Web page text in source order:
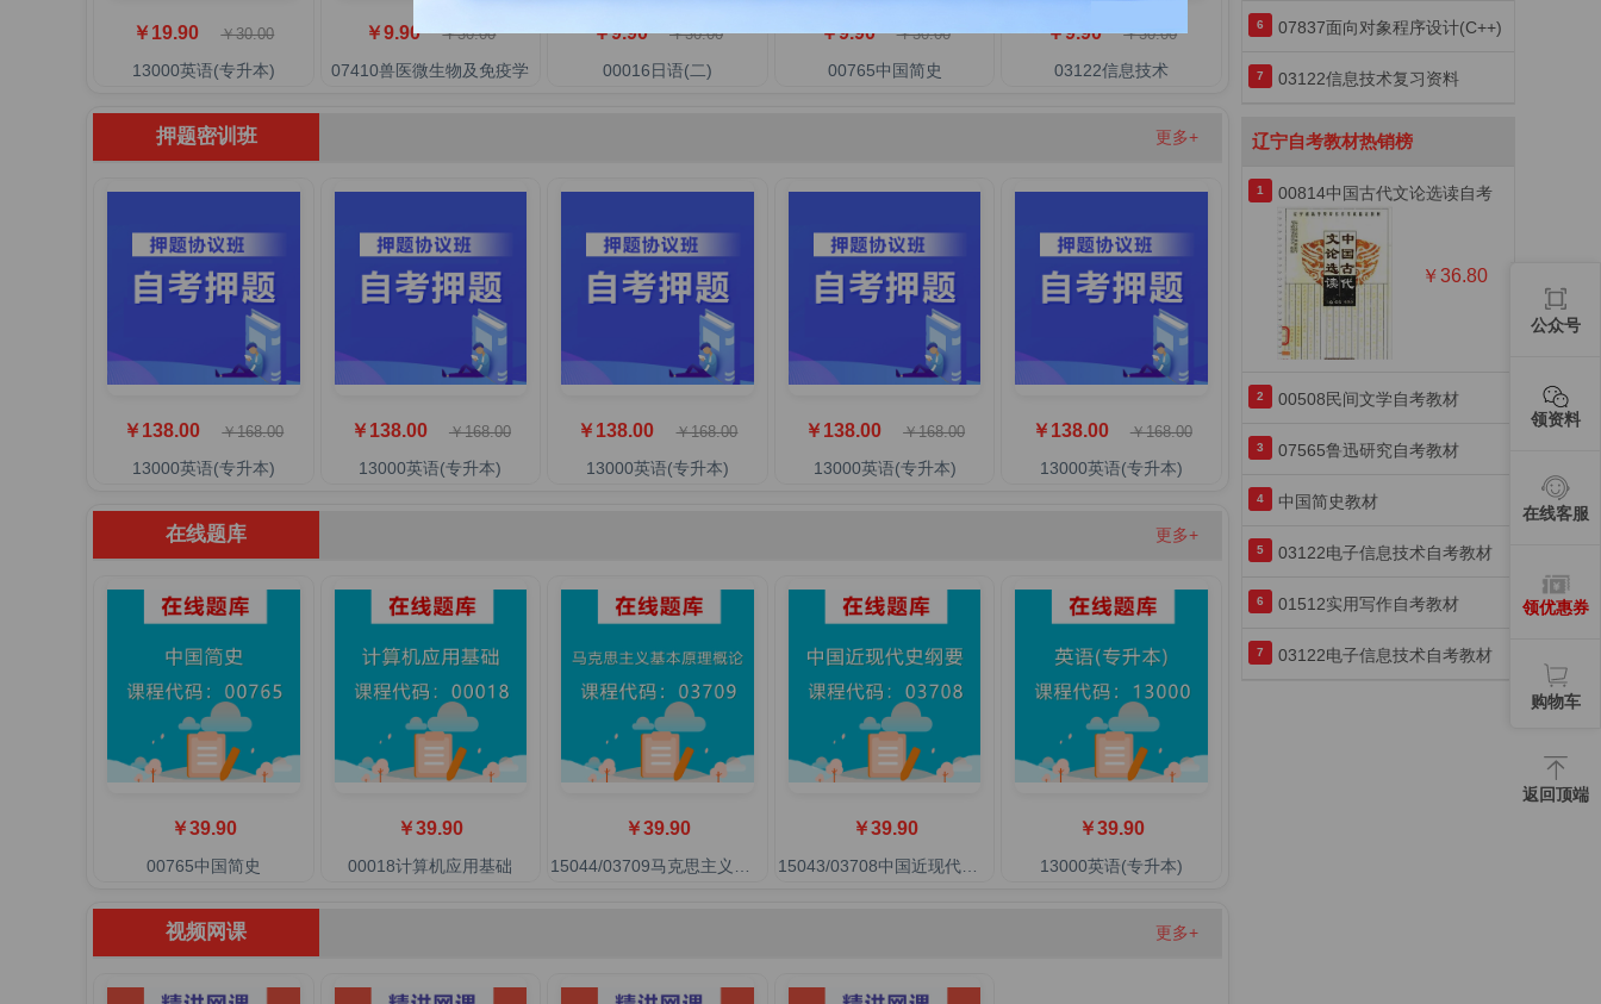
￥19.90 ￥30.00
13000英语(专升本)
￥9.90 ￥30.00
07410兽医微生物及免疫学
￥9.90 ￥30.00
00016日语(二)
￥9.90 ￥30.00
00765中国简史
￥9.90 ￥30.00
03122信息技术
押题密训班 更多+
￥138.00 ￥168.00
13000英语(专升本)
￥138.00 ￥168.00
13000英语(专升本)
￥138.00 ￥168.00
13000英语(专升本)
￥138.00 ￥168.00
13000英语(专升本)
￥138.00 ￥168.00
13000英语(专升本)
在线题库 更多+
￥39.90
00765中国简史
￥39.90
00018计算机应用基础
￥39.90 ￥39.90
15043/03708中国近现代史纲要
￥39.90
13000英语(专升本)
视频网课 更多+
6 07837面向对象程序设计(C++)
复习资料
7 03122信息技术复习资料
辽宁自考教材热销榜
1 00814中国古代文论选读自考
教材
￥36.80
2 00508民间文学自考教材
3 07565鲁迅研究自考教材
4 中国简史教材
5 03122电子信息技术自考教材
6 01512实用写作自考教材
7 03122电子信息技术自考教材
公众号
领资料
在线客服
领优惠券
购物车
返回顶端